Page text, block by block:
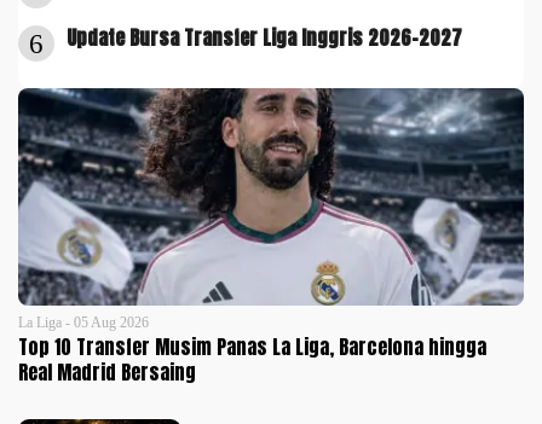
6 Update Bursa Transfer Liga Inggris 2026-2027
La Liga - 05 Aug 2026
Top 10 Transfer Musim Panas La Liga, Barcelona hingga
Real Madrid Bersaing